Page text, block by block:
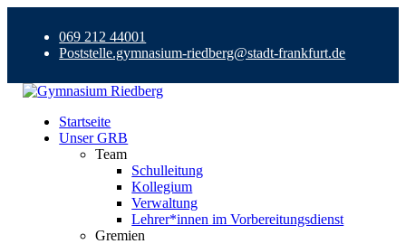
069 212 44001
Poststelle.gymnasium-riedberg@stadt-frankfurt.de
Startseite
Unser GRB
Team
Schulleitung
Kollegium
Verwaltung
Lehrer*innen im Vorbereitungsdienst
Gremien